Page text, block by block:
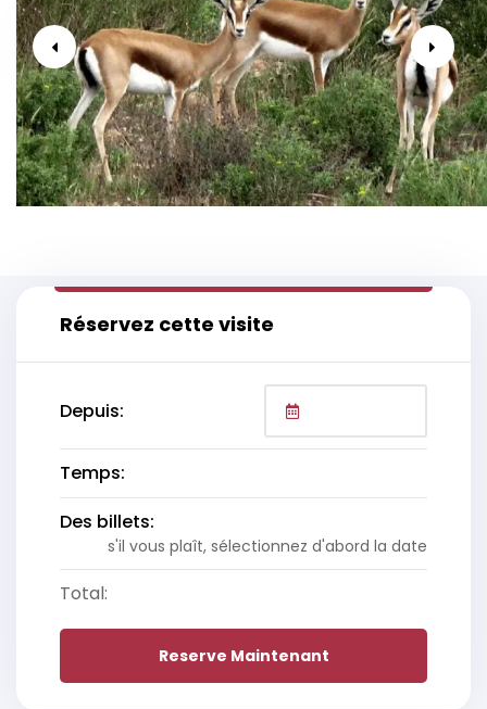
Réservez cette visite
Depuis:
Temps:
Des billets:
s'il vous plaît, sélectionnez d'abord la date
Total:
Reserve Maintenant